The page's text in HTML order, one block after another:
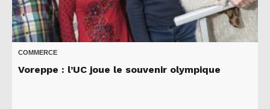
COMMERCE
Voreppe : l’UC joue le souvenir olympique